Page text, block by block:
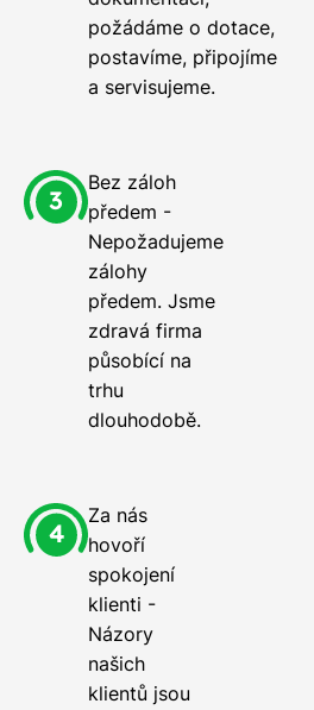
požádáme o dotace,
postavíme, připojíme
a servisujeme.
Bez záloh
předem -
Nepožadujeme
zálohy
předem. Jsme
zdravá firma
působící na
trhu
dlouhodobě.
Za nás
hovoří
spokojení
klienti -
Názory
našich
klientů jsou